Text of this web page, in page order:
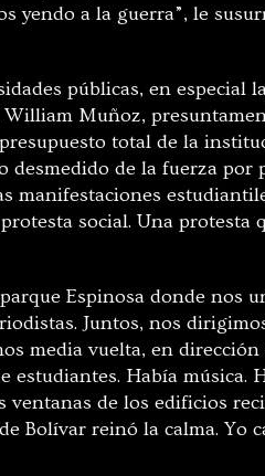
yendo a la guerra”, le
públicas, en especial
Muñoz,
total de la
de la fuerza por
social. Una protesta
Espinosa donde nos
Juntos, nos
media vuelta, en dirección
estudiantes. Había música.
ventanas de los edificios
Bolívar reinó la calma. Yo